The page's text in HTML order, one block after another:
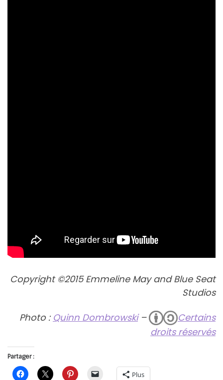
Copyright ©2015 Emmeline May and Blue Seat
Studios
Photo : Quinn Dombrowski–
Certains
droits réservés
Partager :
Plus